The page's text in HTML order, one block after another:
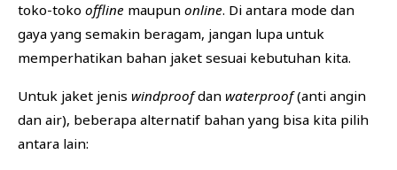
toko-toko offlinemaupunonline. Di antara mode dan
gaya yang semakin beragam, jangan lupa untuk
memperhatikan bahan jaket sesuai kebutuhan kita.
Untuk jaket jenis windproofdan waterproof(anti angin
dan air), beberapa alternatif bahan yang bisa kita pilih
antara lain: